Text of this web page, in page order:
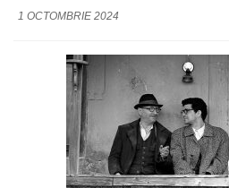
1 OCTOMBRIE 2024